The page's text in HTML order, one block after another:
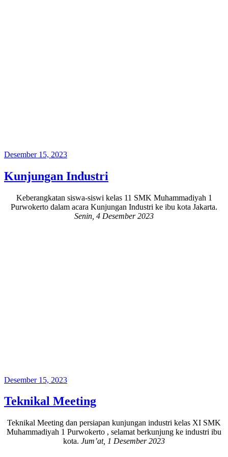
Posted
Desember 15, 2023
Kunjungan Industri
Keberangkatan siswa-siswi kelas 11 SMK Muhammadiyah 1
Purwokerto dalam acara Kunjungan Industri ke ibu kota Jakarta.
Senin, 4 Desember 2023
Posted
Desember 15, 2023
Teknikal Meeting
Teknikal Meeting dan persiapan kunjungan industri kelas XI SMK
Muhammadiyah 1 Purwokerto , selamat berkunjung ke industri ibu
kota. Jum’at, 1 Desember 2023